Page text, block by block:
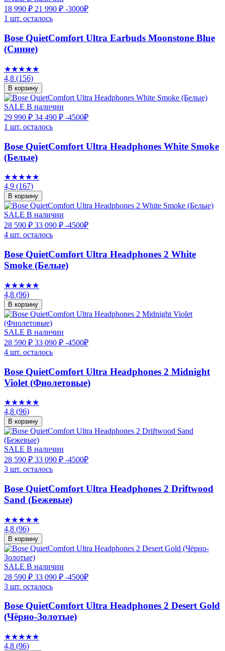
18 990 ₽ 21 990 ₽ -3000₽
1 шт. осталось
Bose QuietComfort Ultra Earbuds Moonstone Blue
(Синие)
★★★★★
4,8 (156)
В корзину
SALE В наличии
29 990 ₽ 34 490 ₽ -4500₽
1 шт. осталось
Bose QuietComfort Ultra Headphones White Smoke
(Белые)
★★★★★
4,9 (167)
В корзину
SALE В наличии
28 590 ₽ 33 090 ₽ -4500₽
4 шт. осталось
Bose QuietComfort Ultra Headphones 2 White
Smoke (Белые)
★★★★★
4,8 (96)
В корзину
SALE В наличии
28 590 ₽ 33 090 ₽ -4500₽
4 шт. осталось
Bose QuietComfort Ultra Headphones 2 Midnight
Violet (Фиолетовые)
★★★★★
4,8 (96)
В корзину
SALE В наличии
28 590 ₽ 33 090 ₽ -4500₽
3 шт. осталось
Bose QuietComfort Ultra Headphones 2 Driftwood
Sand (Бежевые)
★★★★★
4,8 (96)
В корзину
SALE В наличии
28 590 ₽ 33 090 ₽ -4500₽
3 шт. осталось
Bose QuietComfort Ultra Headphones 2 Desert Gold
(Чёрно-Золотые)
★★★★★
4,8 (96)